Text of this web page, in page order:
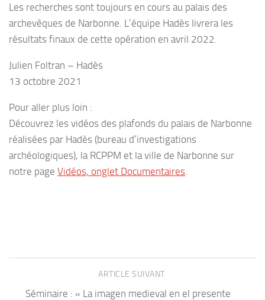
Les recherches sont toujours en cours au palais des
archevêques de Narbonne. L’équipe Hadès livrera les
résultats finaux de cette opération en avril 2022.
Julien Foltran – Hadès
13 octobre 2021
Pour aller plus loin :
Découvrez les vidéos des plafonds du palais de Narbonne
réalisées par Hadès (bureau d’investigations
archéologiques), la RCPPM et la ville de Narbonne sur
notre page Vidéos, onglet Documentaires
ARTICLE SUIVANT
Séminaire : « La imagen medieval en el presente